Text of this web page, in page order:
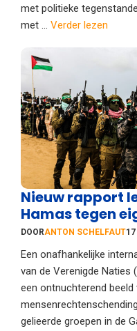
met politieke
met ... Verder lezen
Nieuw rapport
Hamas tegen
DOORANTON SCHELFAUT
Een onafhankelijke
van de Verenigde Naties
een ontnuchterend beeld
gelieerde groepen in de